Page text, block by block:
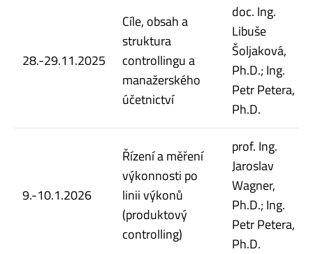
28.-29.11.2025
Cíle, obsah a
struktura
controllingu a
manažerského
účetnictví
doc. Ing.
Libuše
Šoljaková,
Ph.D.; Ing.
Petr Petera,
Ph.D.
9.-10.1.2026
Řízení a měření
výkonnosti po
linii výkonů
(produktový
controlling)
prof. Ing.
Jaroslav
Wagner,
Ph.D.; Ing.
Petr Petera,
Ph.D.